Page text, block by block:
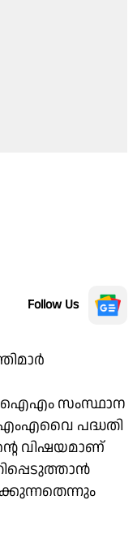
Follow Us
സംസ്ഥാന
പദ്ധതി
വിഷയമാണ്